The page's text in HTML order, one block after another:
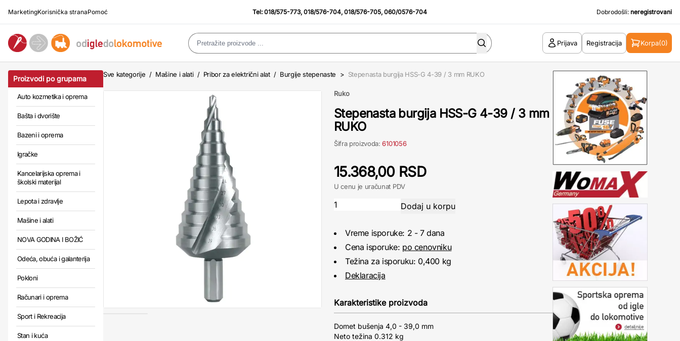
MarketingKorisnička stranaPomoć Tel:018/575-773,018/576-704,018/576-705,060/0576-704 Dobrodošli: neregistrovani
Prijava Registracija Korpa(0)
Proizvodi po grupama
Auto kozmetika i oprema
Bašta i dvorište
Bazeni i oprema
Igračke
Kancelarijska oprema i
školski materijal
Lepota i zdravlje
Mašine i alati
NOVA GODINA I BOŽIĆ
Odeća, obuća i galanterija
Pokloni
Računari i oprema
Sport i Rekreacija
Stan i kuća
Sve kategorije / Mašine i alati / Pribor za električni alat / Burgije stepenaste > Stepenasta burgija HSS-G 4-39 / 3 mm RUKO
Ruko
Stepenasta burgija HSS-G 4-39 / 3 mm
RUKO
Šifra proizvoda:6101056
15.368,00 RSD
U cenu je uračunat PDV
Vreme isporuke: 2 - 7 dana
Cena isporuke: po cenovniku
Težina za isporuku: 0,400 kg
Deklaracija
Karakteristike proizvoda
Domet bušenja 4,0 - 39,0 mm
Neto težina 0.312 kg